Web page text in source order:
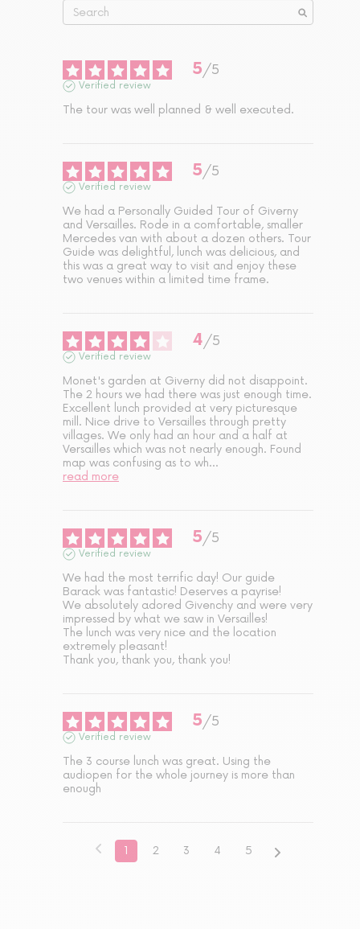
5/5
Verified review
The tour was well planned & well executed.
5/5
Verified review
We had a Personally Guided Tour of Giverny
and Versailles. Rode in a comfortable, smaller
Mercedes van with about a dozen others. Tour
Guide was delightful, lunch was delicious, and
this was a great way to visit and enjoy these
two venues within a limited time frame.
4/5
Verified review
Monet's garden at Giverny did not disappoint.
The 2 hours we had there was just enough time.
Excellent lunch provided at very picturesque
mill. Nice drive to Versailles through pretty
villages. We only had an hour and a half at
Versailles which was not nearly enough. Found
map was confusing as to wh...
read more
5/5
Verified review
We had the most terrific day! Our guide
Barack was fantastic! Deserves a payrise!
We absolutely adored Givenchy and were very
impressed by what we saw in Versailles!
The lunch was very nice and the location
extremely pleasant!
Thank you, thank you, thank you!
5/5
Verified review
The 3 course lunch was great. Using the
audiopen for the whole journey is more than
enough
1 2 3 4 5